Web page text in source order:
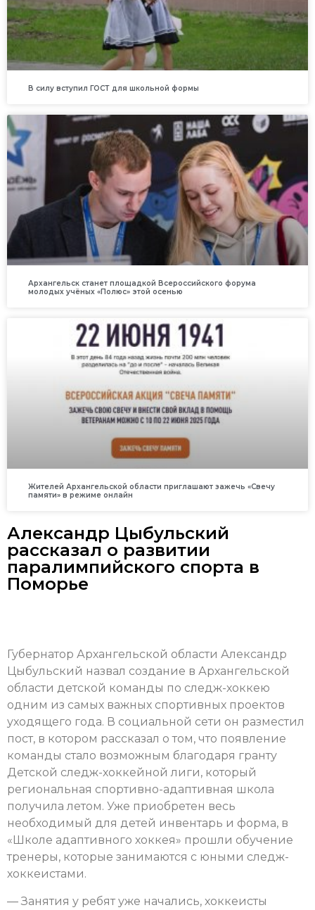
В силу вступил ГОСТ для школьной формы
Архангельск станет площадкой Всероссийского форума
молодых учёных «Полюс» этой осенью
Жителей Архангельской области приглашают зажечь «Свечу
памяти» в режиме онлайн
Александр Цыбульский
рассказал о развитии
паралимпийского спорта в
Поморье
Губернатор Архангельской области Александр
Цыбульский назвал создание в Архангельской
области детской команды по следж-хоккею
одним из самых важных спортивных проектов
уходящего года. В социальной сети он разместил
пост, в котором рассказал о том, что появление
команды стало возможным благодаря гранту
Детской следж-хоккейной лиги, который
региональная спортивно-адаптивная школа
получила летом. Уже приобретен весь
необходимый для детей инвентарь и форма, в
«Школе адаптивного хоккея» прошли обучение
тренеры, которые занимаются с юными следж-
хоккеистами.
— Занятия у ребят уже начались, хоккеисты